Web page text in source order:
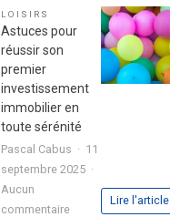
passion
lettre
de
motivation
LOISIRS
Astuces pour
réussir son
premier
investissement
immobilier en
toute sérénité
Pascal Cabus
11
septembre 2025
Aucun
commentairesur
Lire l'article